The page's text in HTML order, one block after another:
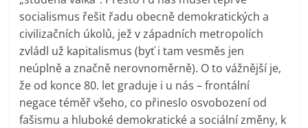
socialismus řešit řadu obecně demokratických a
civilizačních úkolů, jež v západních metropolích
zvládl už kapitalismus (byť i tam vesměs jen
neúplně a značně nerovnoměrně). O to vážnější je,
že od konce 80. let graduje i u nás – frontální
negace téměř všeho, co přineslo osvobození od
fašismu a hluboké demokratické a sociální změny, k